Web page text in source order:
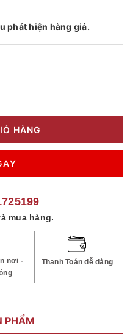
phát hiện hàng giả.
HÀNG
mua hàng.
nơi -
Thanh Toán dễ dàng
PHẨM